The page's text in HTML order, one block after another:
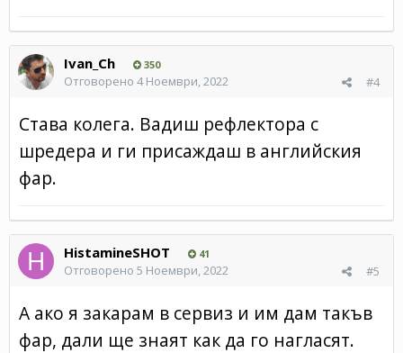
Ivan_Ch 350
#4
Отговорено 4 Ноември, 2022
Става колега. Вадиш рефлектора с
шредера и ги присаждаш в английския
фар.
HistamineSHOT 41
#5
Отговорено 5 Ноември, 2022
А ако я закарам в сервиз и им дам такъв
фар, дали ще знаят как да го нагласят.